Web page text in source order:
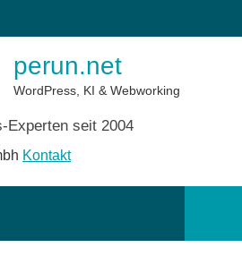
perun.net
WordPress, KI & Webworking
Experten seit 2004
Kontakt